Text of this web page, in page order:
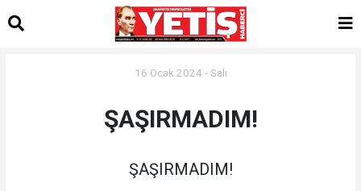
16 Ocak 2024 - Salı
ŞAŞIRMADIM!
ŞAŞIRMADIM!